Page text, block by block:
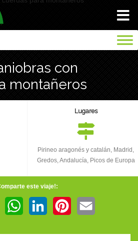
INICIO
SEGUROS
con
montañeros
Lugares
Pirineo aragonés y catalán, Madrid,
Gredos, Andalucía, Picos de Europa
este viaje!:
Twitter WhatsAppLinkedIn Pinterest